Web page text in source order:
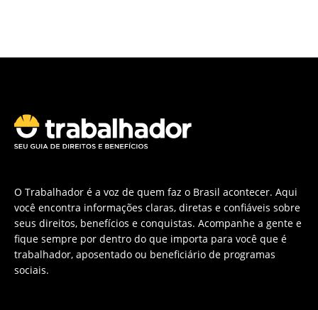
O Trabalhador é a voz de quem faz o Brasil acontecer. Aqui
você encontra informações claras, diretas e confiáveis sobre
seus direitos, benefícios e conquistas. Acompanhe a gente e
fique sempre por dentro do que importa para você que é
trabalhador, aposentado ou beneficiário de programas
sociais.